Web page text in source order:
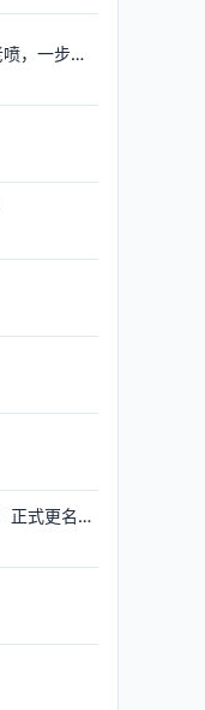
乐趣萌宠前7日开荒攻略！轻松拿下闪光老喷，一步到位
【重要公告】精灵物语游戏本体全新升级！正式更名《精灵联萌》，数据全程保留！